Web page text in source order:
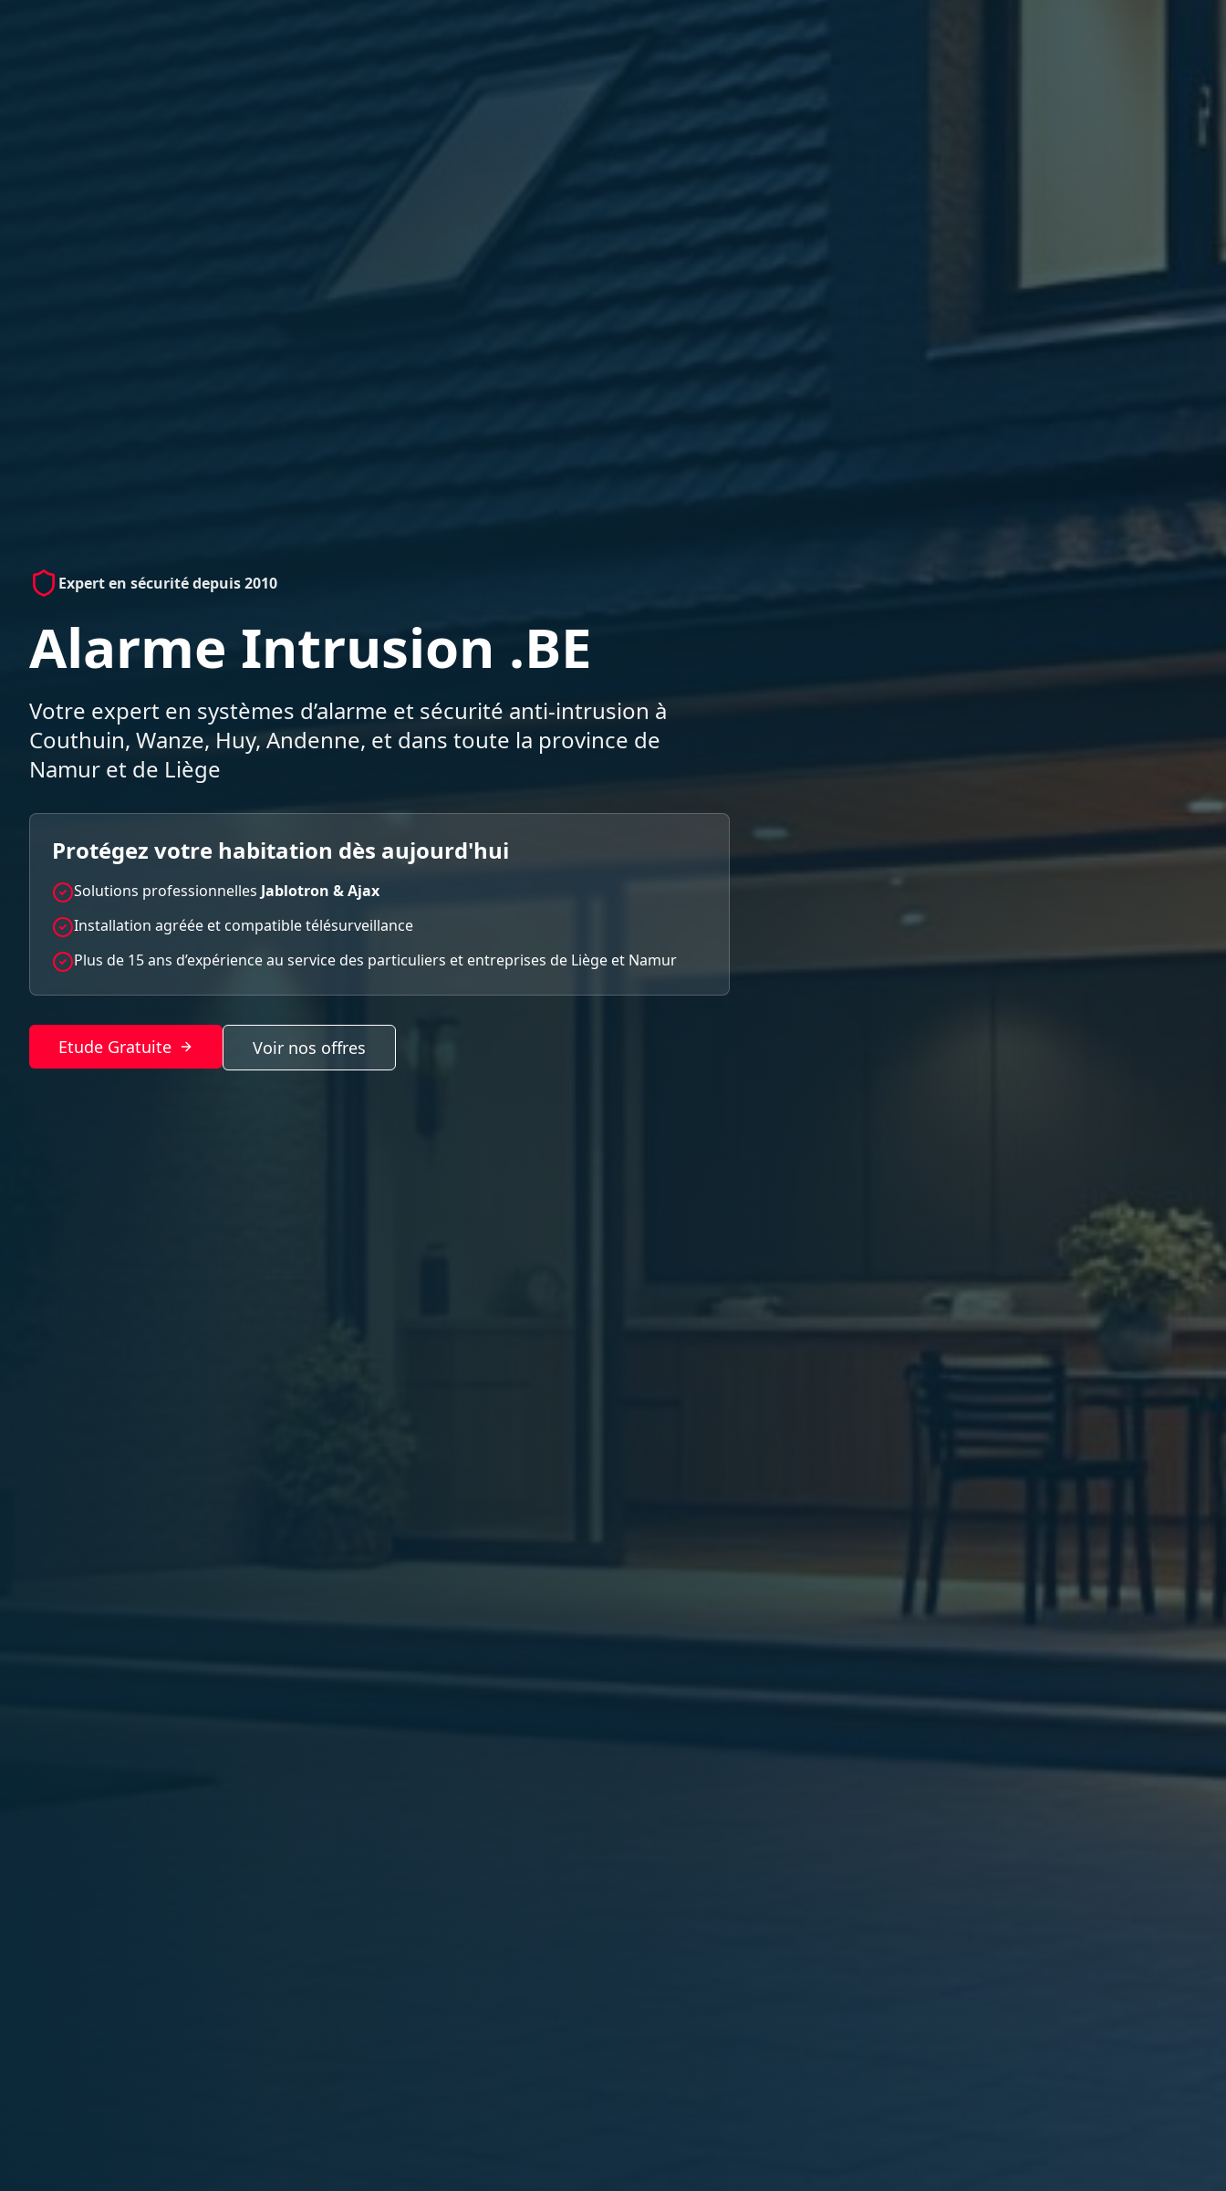
Expert en sécurité depuis 2010
Alarme Intrusion .BE
Votre expert en systèmes d’alarme et sécurité anti-intrusion à
Couthuin, Wanze, Huy, Andenne, et dans toute la province de
Namur et de Liège
Protégez votre habitation dès aujourd'hui
Solutions professionnelles Jablotron & Ajax
Installation agréée et compatible télésurveillance
Plus de 15 ans d’expérience au service des particuliers et entreprises de Liège et Namur
Etude Gratuite Voir nos offres